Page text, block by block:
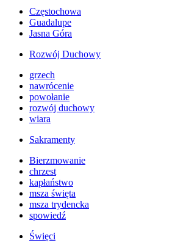
Częstochowa
Guadalupe
Jasna Góra
Rozwój Duchowy
grzech
nawrócenie
powołanie
rozwój duchowy
wiara
Sakramenty
Bierzmowanie
chrzest
kapłaństwo
msza święta
msza trydencka
spowiedź
Święci